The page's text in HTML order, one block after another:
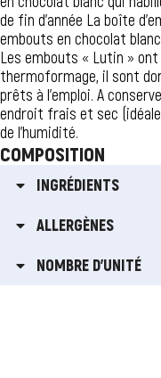
de fin d’année La boîte
embouts en chocolat
Les embouts « Lutin »
thermoformage, il sont
prêts à l’emploi. A
endroit frais et sec
de l’humidité.
COMPOSITION
INGRÉDIENTS
ALLERGÈNES
NOMBRE D'UNITÉ